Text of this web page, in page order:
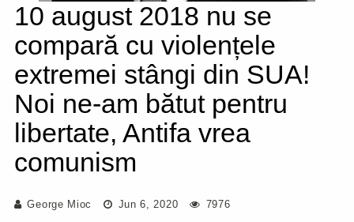
10 august 2018 nu se
compară cu violențele
extremei stângi din SUA!
Noi ne-am bătut pentru
libertate, Antifa vrea
comunism
George Mioc Jun 6, 2020 7976